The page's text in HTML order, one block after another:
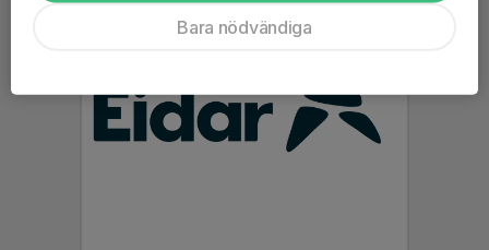
Bara nödvändiga